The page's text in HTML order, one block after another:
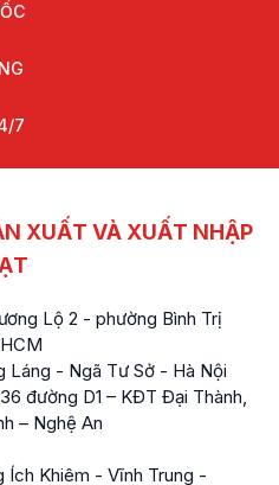
7
XUẤT VÀ XUẤT NHẬP
Lộ 2 - phường Bình Trị
Láng - Ngã Tư Sở - Hà Nội
đường D1 – KĐT Đại Thành,
– Nghệ An
Ích Khiêm - Vĩnh Trung -